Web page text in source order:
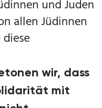
und Juden
allen Jüdinnen
wir, dass
mit